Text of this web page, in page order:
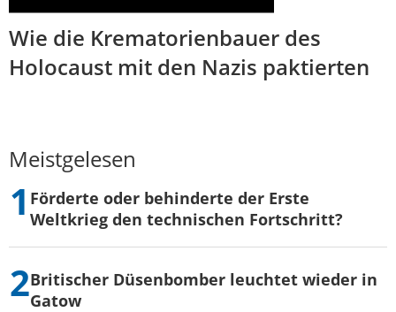
Wie die Krematorienbauer des
Holocaust mit den Nazis paktierten
Meistgelesen
Förderte oder behinderte der Erste
Weltkrieg den technischen Fortschritt?
Britischer Düsenbomber leuchtet wieder in
Gatow